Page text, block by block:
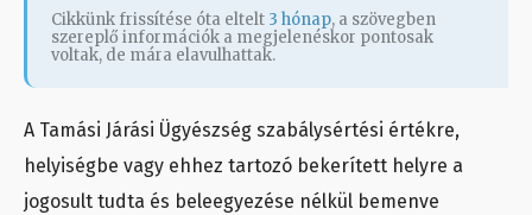
Cikkünk frissítése óta eltelt 3 hónap, a szövegben
szereplő információk a megjelenéskor pontosak
voltak, de mára elavulhattak.
A Tamási Járási Ügyészség szabálysértési értékre,
helyiségbe vagy ehhez tartozó bekerített helyre a
jogosult tudta és beleegyezése nélkül bemenve